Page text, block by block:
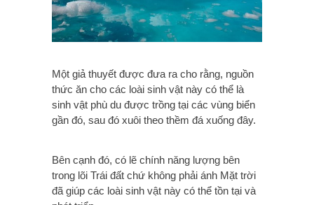
Một giả thuyết được đưa ra cho rằng, nguồn
thức ăn cho các loài sinh vật này có thể là
sinh vật phù du được trồng tại các vùng biển
gần đó, sau đó xuôi theo thềm đá xuống đây.
Bên cạnh đó, có lẽ chính năng lượng bên
trong lõi Trái đất chứ không phải ánh Mặt trời
đã giúp các loài sinh vật này có thể tồn tại và